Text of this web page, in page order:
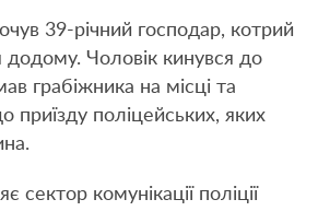
39-річний господар, котрий
додому. Чоловік кинувся до
грабіжника на місці та
приїзду поліцейських, яких
сектор комунікації поліції